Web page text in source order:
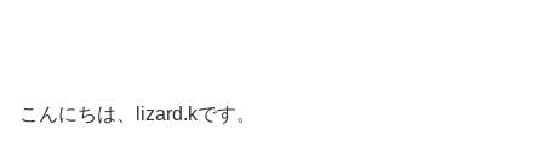
こんにちは、lizard.kです。